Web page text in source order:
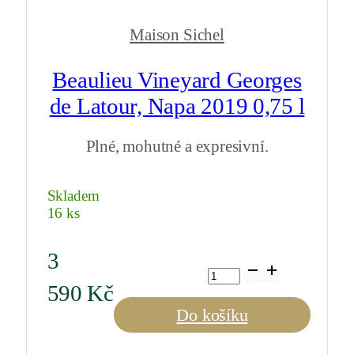
Maison Sichel
Beaulieu Vineyard Georges
de Latour, Napa 2019 0,75 l
Plné, mohutné a expresivní.
Skladem
16 ks
3
590Kč
Beaulieu
Vineyard
Georges
Latour,
Do košíku